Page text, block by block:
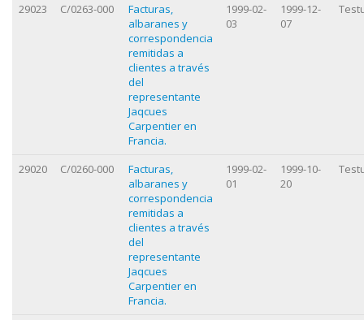
29023 C/0263-000
Facturas,
albaranes y
correspondencia
remitidas a
clientes a través
del
representante
Jaqcues
Carpentier en
Francia.
1999-02-
03
1999-12-
07
29020 C/0260-000
Facturas,
albaranes y
correspondencia
remitidas a
clientes a través
del
representante
Jaqcues
Carpentier en
Francia.
1999-02-
01
1999-10-
20